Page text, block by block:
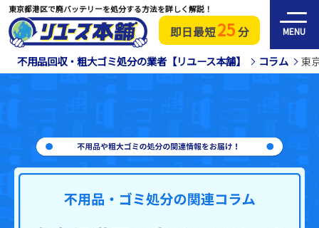
即日最短25分 MENU
東京都港区で廃バッテリーを処分する方法を詳しく解説！
不用品回収・粗大ゴミ処分の業者【リユース本舗】 コラム 東